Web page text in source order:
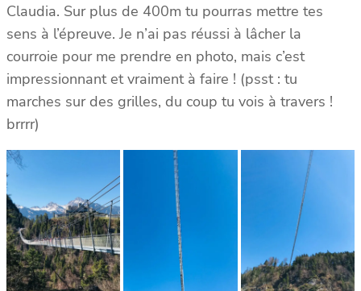
Claudia. Sur plus de 400m tu pourras mettre tes
sens à l’épreuve. Je n’ai pas réussi à lâcher la
courroie pour me prendre en photo, mais c’est
impressionnant et vraiment à faire ! (psst : tu
marches sur des grilles, du coup tu vois à travers !
brrrr)